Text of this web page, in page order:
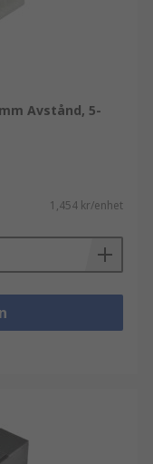
Avstånd, 5-
1,454 kr/enhet